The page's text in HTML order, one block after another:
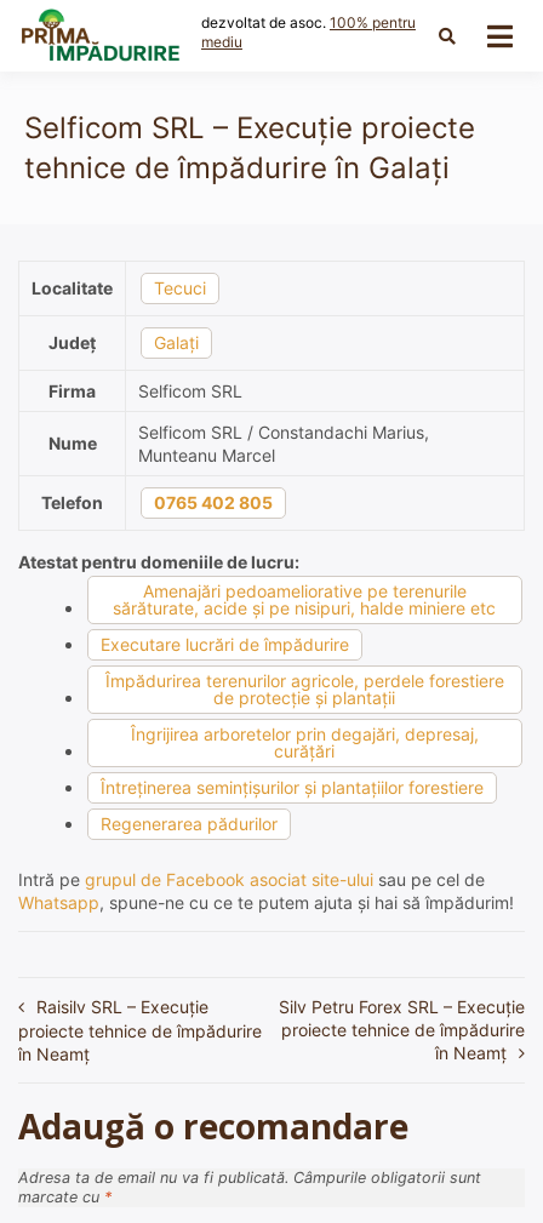
content
dezvoltat de asoc. 100% pentru
mediu
Selficom SRL – Execuție proiecte
tehnice de împădurire în Galați
Localitate Tecuci
Județ Galați
Firma Selficom SRL
Nume
Selficom SRL / Constandachi Marius,
Munteanu Marcel
Telefon 0765 402 805
Atestat pentru domeniile de lucru:
Amenajări pedoameliorative pe terenurile
sărăturate, acide şi pe nisipuri, halde miniere etc
Executare lucrări de împădurire
Împădurirea terenurilor agricole, perdele forestiere
de protecţie şi plantaţii
Îngrijirea arboretelor prin degajări, depresaj,
curăţări
Întreţinerea seminţişurilor şi plantaţiilor forestiere
Regenerarea pădurilor
Intră pe grupul de Facebook asociat site-ului sau pe cel de
Whatsapp, spune-ne cu ce te putem ajuta și hai să împădurim!
Navigare
în
Raisilv SRL – Execuție
proiecte tehnice de împădurire
în Neamț
Silv Petru Forex SRL – Execuție
proiecte tehnice de împădurire
în Neamț
Adaugă o recomandare
Adresa ta de email nu va fi publicată. Câmpurile obligatorii sunt
marcate cu *